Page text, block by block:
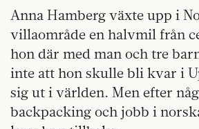
Anna Hamberg växte upp i
villaområde en halvmil från
hon där med man och tre
inte att hon skulle bli kvar i
sig ut i världen. Men efter
backpacking och jobb i